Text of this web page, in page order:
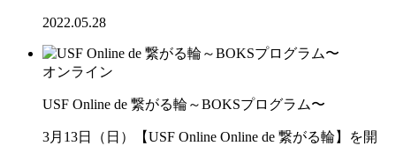
2022.05.28
オンライン
USF Online de 繋がる輪～BOKSプログラム〜
3月13日（日）【USF Online Online de 繋がる輪】を開